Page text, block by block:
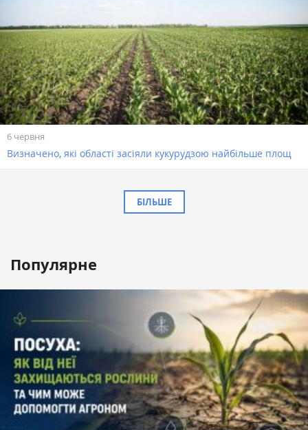
6 червня
Визначено, які області засіяли кукурудзою найбільше площ
БІЛЬШЕ
Популярне